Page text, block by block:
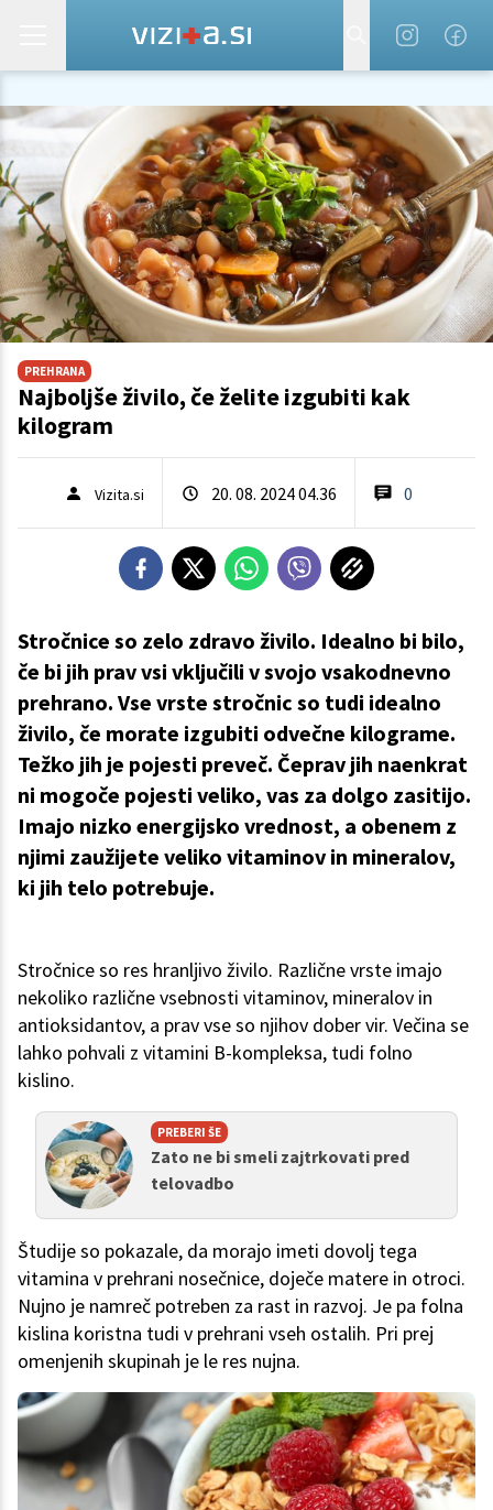
PREHRANA
Najboljše živilo, če želite izgubiti kak
kilogram
Vizita.si 20. 08. 2024 04.36 0
Stročnice so zelo zdravo živilo. Idealno bi bilo,
če bi jih prav vsi vključili v svojo vsakodnevno
prehrano. Vse vrste stročnic so tudi idealno
živilo, če morate izgubiti odvečne kilograme.
Težko jih je pojesti preveč. Čeprav jih naenkrat
ni mogoče pojesti veliko, vas za dolgo zasitijo.
Imajo nizko energijsko vrednost, a obenem z
njimi zaužijete veliko vitaminov in mineralov,
ki jih telo potrebuje.
Stročnice so res hranljivo živilo. Različne vrste imajo
nekoliko različne vsebnosti vitaminov, mineralov in
antioksidantov, a prav vse so njihov dober vir. Večina se
lahko pohvali z vitamini B-kompleksa, tudi folno
kislino.
PREBERI ŠE
Zato ne bi smeli zajtrkovati pred
telovadbo
Študije so pokazale, da morajo imeti dovolj tega
vitamina v prehrani nosečnice, doječe matere in otroci.
Nujno je namreč potreben za rast in razvoj. Je pa folna
kislina koristna tudi v prehrani vseh ostalih. Pri prej
omenjenih skupinah je le res nujna.